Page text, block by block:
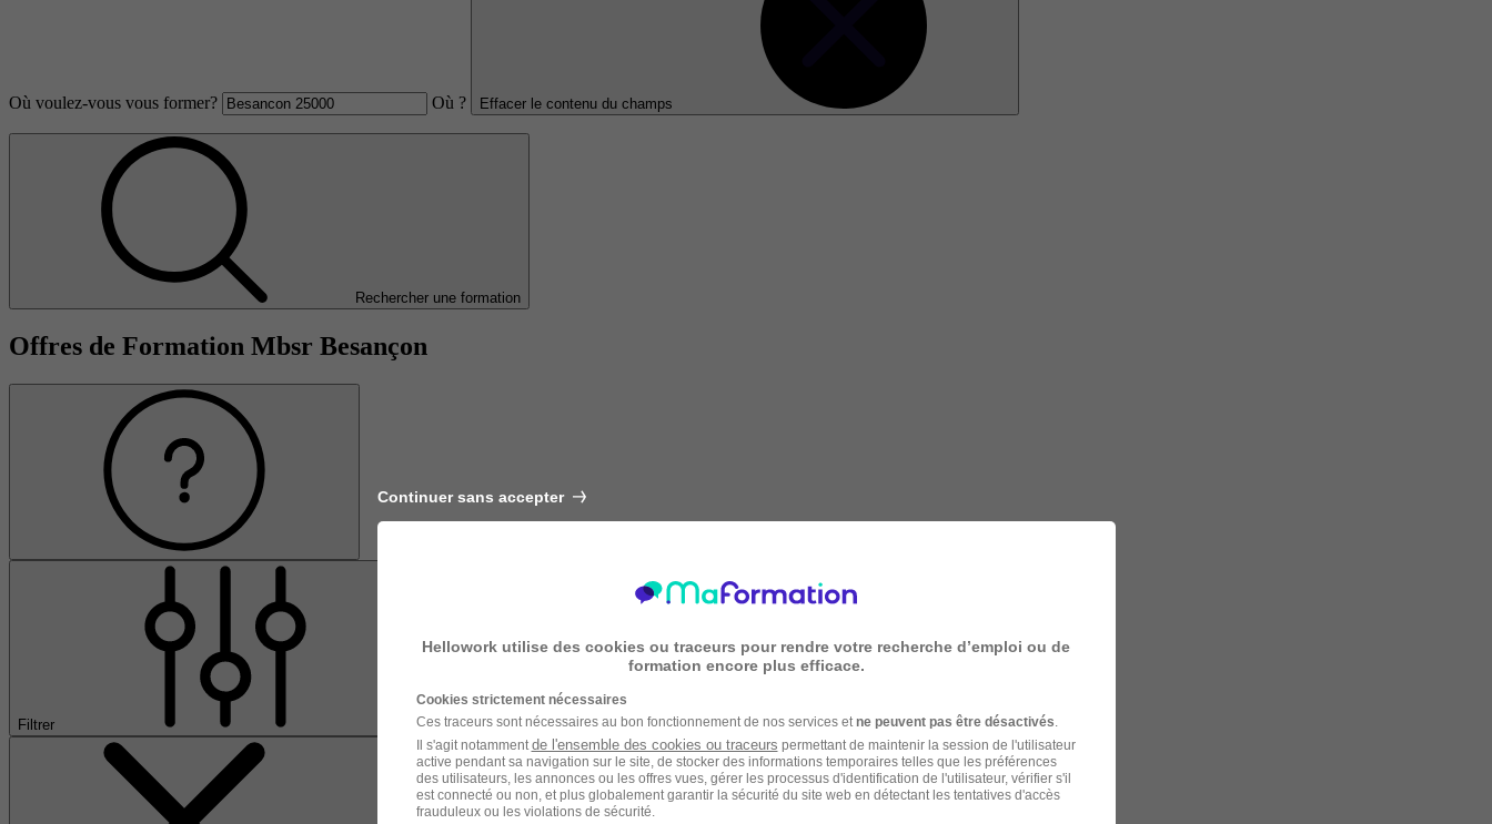
Où voulez-vous vous former? Où ? Effacer le contenu du champs
Rechercher une formation
Offres de Formation Mbsr Besançon
Filtrer
Continuer sans accepter
Hellowork utilise des cookies ou traceurs pour rendre votre recherche d’emploi ou de
formation encore plus efficace.
Cookies strictement nécessaires
Ces traceurs sont nécessaires au bon fonctionnement de nos services et ne peuvent pas être désactivés
Il s'agit notamment de l'ensemble des cookies ou traceurs permettant de maintenir la session de l'utilisateur
active pendant sa navigation sur le site, de stocker des informations temporaires telles que les préférences
des utilisateurs, les annonces ou les offres vues, gérer les processus d'identification de l'utilisateur, vérifier s'il
est connecté ou non, et plus globalement garantir la sécurité du site web en détectant les tentatives d'accès
frauduleux ou les violations de sécurité.